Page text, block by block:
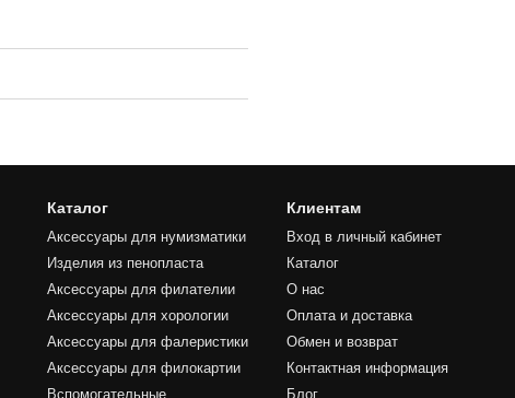
Каталог
Аксессуары для нумизматики
Изделия из пенопласта
Аксессуары для филателии
Аксессуары для хорологии
Аксессуары для фалеристики
Аксессуары для филокартии
Вспомогательные
Клиентам
Вход в личный кабинет
Каталог
О нас
Оплата и доставка
Обмен и возврат
Контактная информация
Блог